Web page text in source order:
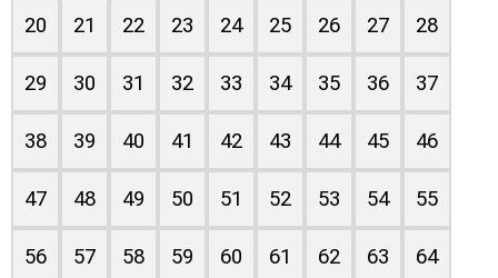
20 21 22 23 24 25 26 27 28
29 30 31 32 33 34 35 36 37
38 39 40 41 42 43 44 45 46
47 48 49 50 51 52 53 54 55
56 57 58 59 60 61 62 63 64